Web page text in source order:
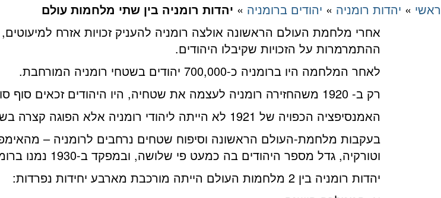
ראשי » יהדות רומניה » יהודים ברומניה » יהדות רומניה בין שתי מלחמות עולם
אחרי מלחמת העולם הראשונה אולצה רומניה להעניק זכויות אזרח
ההתמרמרות על הזכויות שקיבלו היהודים.
לאחר המלחמה היו ברומניה כ-700,000 יהודים בשטחי רומניה המורחבת.
רק ב- ‎1920 משהחזירה רומניה לעצמה את שטחיה, היו היהודים זכאים סוף סוף לראות עצמם כ”רומנים”.
האמנסיפציה הכפויה של ‎1921 לא הייתה ליהודי רומניה אלא הפוגה קצרה בשנאה שהפגינו כלפיהם בני העם הרומני.
בעקבות מלחמת-העולם הראשונה וסיפוח שטחים נרחבים לרומניה –
וטורקיה, גדל מספר היהודים בה כמעט פי שלושה, ובמפקד ב-1930 נמנו ברומניה כ-757,000 יהודים (4.2% מהאוכלוסייה).
יהדות רומניה בין 2 מלחמות העולם הייתה מורכבת מארבע יחידות נפרדות: